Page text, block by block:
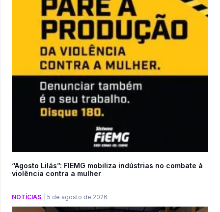
“Agosto Lilás”: FIEMG mobiliza indústrias no combate à
violência contra a mulher
NOTÍCIAS 5 de agosto de 2026